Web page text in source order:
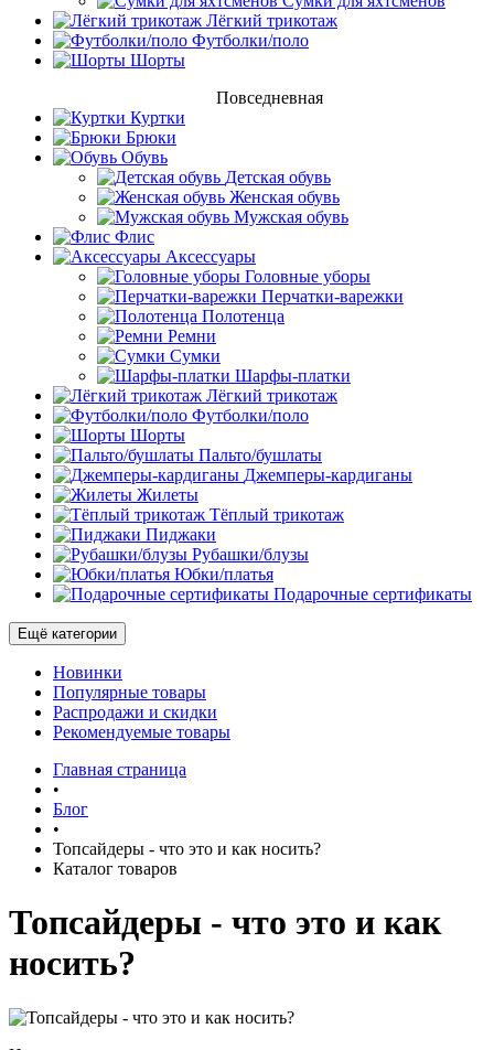
Лёгкий трикотаж
Футболки/поло
Шорты
Повседневная
Куртки
Брюки
Обувь
Детская обувь
Женская обувь
Мужская обувь
Флис
Аксессуары
Головные уборы
Перчатки-варежки
Полотенца
Ремни
Сумки
Шарфы-платки
Лёгкий трикотаж
Футболки/поло
Шорты
Пальто/бушлаты
Джемперы-кардиганы
Жилеты
Тёплый трикотаж
Пиджаки
Рубашки/блузы
Юбки/платья
Подарочные сертификаты
Ещё категории
Новинки
Популярные товары
Распродажи и скидки
Рекомендуемые товары
Главная страница
•
Блог
•
Топсайдеры - что это и как носить?
Каталог товаров
Топсайдеры - что это и как
носить?